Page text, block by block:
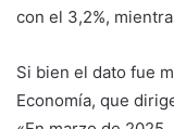
con el 3,2%,
Si bien el dato fue
Economía, que